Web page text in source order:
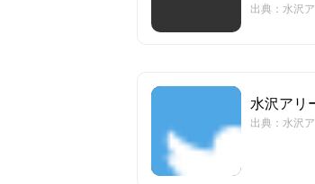
出典：水沢
水沢アリ
出典：水沢